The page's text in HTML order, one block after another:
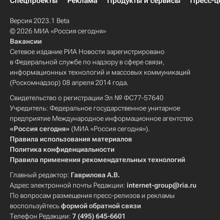
Поисковый отряд "Лиза Алерт"
Центроспас
Россия
Версия 2023.1 Beta
© 2026 МИА «Россия сегодня»
Вакансии
Сетевое издание РИА Новости зарегистрировано
в Федеральной службе по надзору в сфере связи,
информационных технологий и массовых коммуникаций
(Роскомнадзор) 08 апреля 2014 года.
Свидетельство о регистрации Эл № ФС77-57640
Учредитель: Федеральное государственное унитарное
предприятие Международное информационное агентство
«Россия сегодня» (МИА «Россия сегодня»).
Правила использования материалов
Политика конфиденциальности
Правила применения рекомендательных технологий
Главный редактор: Гаврилова А.В.
Адрес электронной почты Редакции: internet-group@ria.ru
По вопросам размещения пресс-релизов и рекламы
воспользуйтесьформой обратной связи
Телефон Редакции: 7 (495) 645-6601